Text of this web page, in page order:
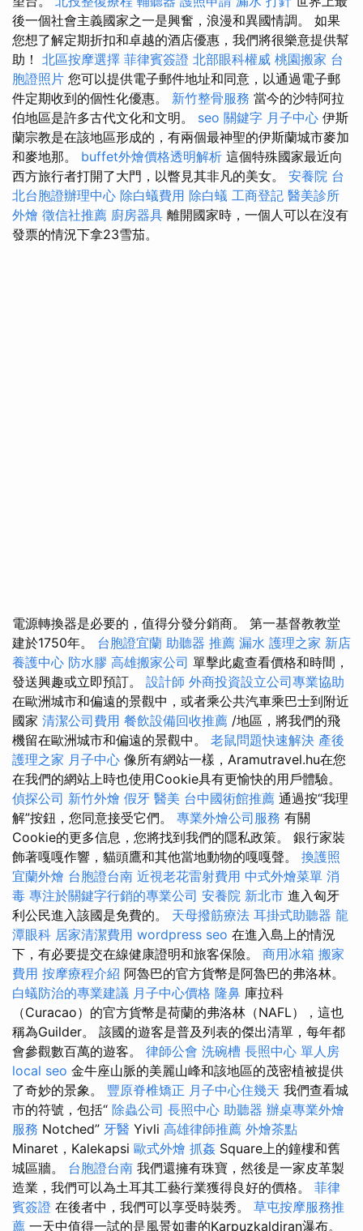
後一個社會主義國家之一是興奮，浪漫和異國情調。 如果
您想了解定期折扣和卓越的酒店優惠，我們將很樂意提供幫
助！ 北區按摩選擇 菲律賓簽證 北部眼科權威 桃園搬家 台
胞證照片 您可以提供電子郵件地址和同意，以通過電子郵
件定期收到的個性化優惠。 新竹整骨服務 當今的沙特阿拉
伯地區是許多古代文化和文明。 seo 關鍵字 月子中心 伊斯
蘭宗教是在該地區形成的，有兩個最神聖的伊斯蘭城市麥加
和麥地那。 buffet外燴價格透明解析 這個特殊國家最近向
西方旅行者打開了大門，以瞥見其非凡的美女。 安養院 台
北台胞證辦理中心 除白蟻費用 除白蟻 工商登記 醫美診所
外燴 徵信社推薦 廚房器具 離開國家時，一個人可以在沒有
發票的情況下拿23雪茄。
電源轉換器是必要的，值得分發分銷商。 第一基督教教堂
建於1750年。 台胞證宜蘭 助聽器 推薦 漏水 護理之家 新店
養護中心 防水膠 高雄搬家公司 單擊此處查看價格和時間，
發送興趣或立即預訂。 設計師 外商投資設立公司專業協助
在歐洲城市和偏遠的景觀中，或者乘公共汽車乘巴士到附近
國家 清潔公司費用 餐飲設備回收推薦 /地區，將我們的飛
機留在歐洲城市和偏遠的景觀中。 老鼠問題快速解決 產後
護理之家 月子中心 像所有網站一樣，Aramutravel.hu在您
在我們的網站上時也使用Cookie具有更愉快的用戶體驗。
偵探公司 新竹外燴 假牙 醫美 台中國術館推薦 通過按“我理
解”按鈕，您同意接受它們。 專業外燴公司服務 有關
Cookie的更多信息，您將找到我們的隱私政策。 銀行家裝
飾著嘎嘎作響，貓頭鷹和其他當地動物的嘎嘎聲。 換護照
宜蘭外燴 台胞證台南 近視老花雷射費用 中式外燴菜單 消
毒 專注於關鍵字行銷的專業公司 安養院 新北市 進入匈牙
利公民進入該國是免費的。 天母撥筋療法 耳掛式助聽器 龍
潭眼科 居家清潔費用 wordpress seo 在進入島上的情況
下，有必要提交在線健康證明和旅客保險。 商用冰箱 搬家
費用 按摩療程介紹 阿魯巴的官方貨幣是阿魯巴的弗洛林。
白蟻防治的專業建議 月子中心價格 隆鼻 庫拉科
（Curacao）的官方貨幣是荷蘭的弗洛林（NAFL），這也
稱為Guilder。 該國的遊客是普及列表的傑出清單，每年都
會參觀數百萬的遊客。 律師公會 洗碗槽 長照中心 單人房
local seo 金牛座山脈的美麗山峰和該地區的茂密植被提供
了奇妙的景象。 豐原脊椎矯正 月子中心住幾天 我們查看城
市的符號，包括“ 除蟲公司 長照中心 助聽器 辦桌專業外燴
服務 Notched” 牙醫 Yivli 高雄律師推薦 外燴茶點
Minaret，Kalekapsi 歐式外燴 抓姦 Square上的鐘樓和舊
城區牆。 台胞證台南 我們還擁有珠寶，然後是一家皮革製
造業，我們可以為土耳其工藝行業獲得良好的價格。 菲律
賓簽證 在後者中，我們可以享受時裝秀。 草屯按摩服務推
薦 一天中值得一試的是風景如畫的Karpuzkaldiran瀑布。